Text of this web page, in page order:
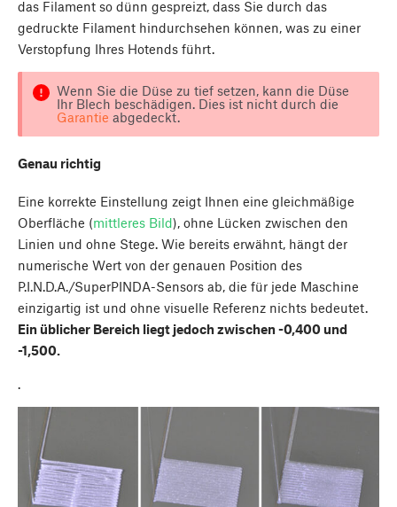
das Filament so dünn gespreizt, dass Sie durch das
gedruckte Filament hindurchsehen können, was zu einer
Verstopfung Ihres Hotends führt.
Wenn Sie die Düse zu tief setzen, kann die Düse
Ihr Blech beschädigen. Dies ist nicht durch die
Garantie abgedeckt.
Genau richtig
Eine korrekte Einstellung zeigt Ihnen eine gleichmäßige
Oberfläche (mittleres Bild), ohne Lücken zwischen den
Linien und ohne Stege. Wie bereits erwähnt, hängt der
numerische Wert von der genauen Position des
P.I.N.D.A./SuperPINDA-Sensors ab, die für jede Maschine
einzigartig ist und ohne visuelle Referenz nichts bedeutet.
Ein üblicher Bereich liegt jedoch zwischen -0,400 und
-1,500.
.